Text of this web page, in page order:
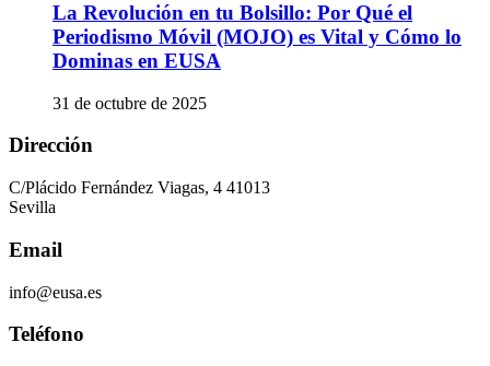
La Revolución en tu Bolsillo: Por Qué el
Periodismo Móvil (MOJO) es Vital y Cómo lo
Dominas en EUSA
31 de octubre de 2025
Dirección
C/Plácido Fernández Viagas, 4 41013
Sevilla
Email
info@eusa.es
Teléfono